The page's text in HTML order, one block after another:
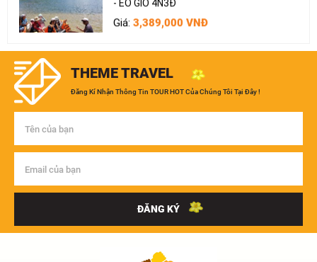
TOUR PHAN THIẾT - NÚI TÀ CÚ 2N2Đ
Giá:1,690,000 VNĐ
THEME TRAVEL
Đăng Kí Nhận Thông Tin TOUR HOT Của Chúng Tôi Tại Đây !
ĐĂNG KÝ